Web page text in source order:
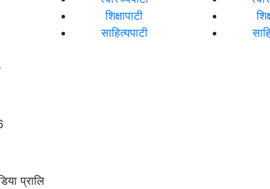
शिक्षापाटी
साहित्यपाटी
प्रालि